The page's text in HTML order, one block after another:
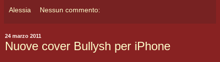
Alessia Nessun commento:
24 marzo 2011
Nuove cover Bullysh per iPhone